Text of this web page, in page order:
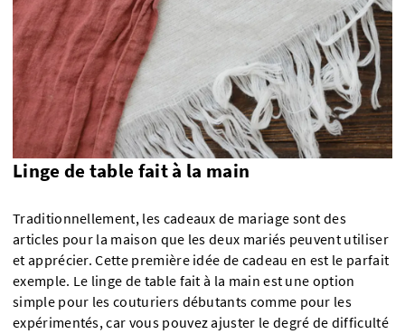
Linge de table fait à la main
Traditionnellement, les cadeaux de mariage sont des
articles pour la maison que les deux mariés peuvent utiliser
et apprécier. Cette première idée de cadeau en est le parfait
exemple. Le linge de table fait à la main est une option
simple pour les couturiers débutants comme pour les
expérimentés, car vous pouvez ajuster le degré de difficulté